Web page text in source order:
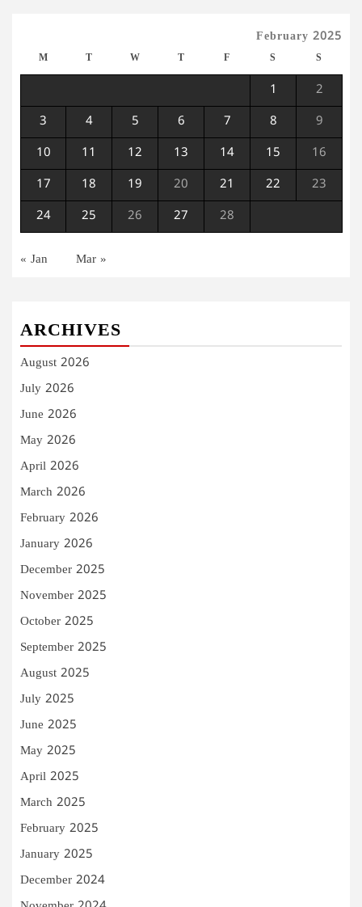
February 2025
M T W T F S S
1 2
3 4 5 6 7 8 9
10 11 12 13 14 15 16
17 18 19 20 21 22 23
24 25 26 27 28
« Jan Mar »
ARCHIVES
August 2026
July 2026
June 2026
May 2026
April 2026
March 2026
February 2026
January 2026
December 2025
November 2025
October 2025
September 2025
August 2025
July 2025
June 2025
May 2025
April 2025
March 2025
February 2025
January 2025
December 2024